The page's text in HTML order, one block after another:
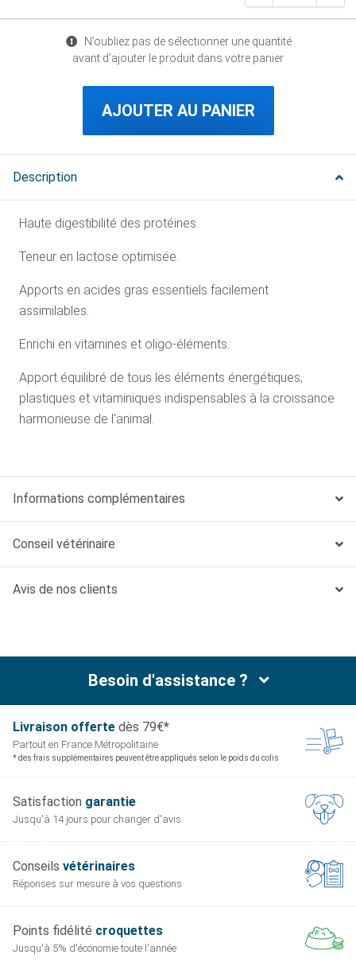
N’oubliez pas de sélectionner une quantité
avant d’ajouter le produit dans votre panier
AJOUTER AU PANIER
Description
Haute digestibilité des protéines.
Teneur en lactose optimisée.
Apports en acides gras essentiels facilement
assimilables.
Enrichi en vitamines et oligo-éléments.
Apport équilibré de tous les éléments énergétiques,
plastiques et vitaminiques indispensables à la croissance
harmonieuse de l'animal.
Informations complémentaires
Conseil vétérinaire
Avis de nos clients
Besoin d'assistance ?
Livraison offerte dès 79€*
Partout en France Métropolitaine
* des frais supplémentaires peuvent être appliqués selon le poids du colis
Satisfaction garantie
Jusqu'à 14 jours pour changer d'avis
Conseils vétérinaires
Réponses sur mesure à vos questions
Points fidélité croquettes
Jusqu'à 5% d'économie toute l'année